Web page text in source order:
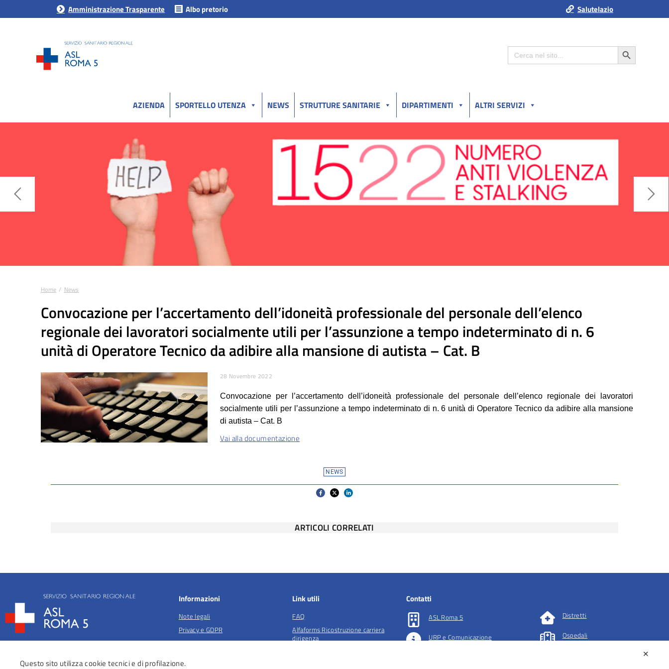
Amministrazione Trasparente Albo pretorio Salutelazio
Search
for:
Search Button
AZIENDA SPORTELLO UTENZA NEWS STRUTTURE SANITARIE DIPARTIMENTI ALTRI SERVIZI
Tu sei qui:
Home News
Convocazione per l’accertamento dell’idoneità professionale del personale dell’elenco
regionale dei lavoratori socialmente utili per l’assunzione a tempo indeterminato di n. 6
unità di Operatore Tecnico da adibire alla mansione di autista – Cat. B
28 Novembre 2022
Convocazione per l’accertamento dell’idoneità professionale del personale dell’elenco regionale dei lavoratori
socialmente utili per l’assunzione a tempo indeterminato di n. 6 unità di Operatore Tecnico da adibire alla mansione
di autista – Cat. B
Vai alla documentazione
NEWS
ARTICOLI CORRELATI
Informazioni
Note legali
Privacy e GDPR
Privacy per finalità e tutela della
Anticorruzione
Link utili
FAQ
Alfaforms Ricostruzione carriera
dirigenza
Contatti
ASL Roma 5
URP e Comunicazione
Distretti
Ospedali
✕
Questo sito utilizza cookie tecnici e di profilazione.